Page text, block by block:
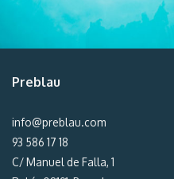
Preblau
info@preblau.com
93 586 17 18
C/ Manuel de Falla, 1